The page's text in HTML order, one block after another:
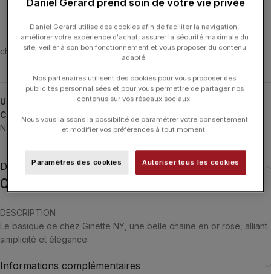
chaîne or rose 18 carats, 45 cm
UGS :
Catégories :
Autres Charm , Colliers Colliers & Sautoirs
GINETTE
NY
Description
Collier Ginette NY Chain 45cm Or Rose
DESCRIPTION
Le basique de chez Ginette NY, une belle chaine en or rose, alliant
simplicité et élégance.
Informations complémentaires
Daniel Gerard prend soin de votre vie privée
Daniel Gerard utilise des cookies afin de faciliter la navigation,
améliorer votre expérience d'achat, assurer la sécurité maximale du
site, veiller à son bon fonctionnement et vous proposer du contenu
adapté.
Nos partenaires utilisent des cookies pour vous proposer des
publicités personnalisées et pour vous permettre de partager nos
contenus sur vos réseaux sociaux.
Nous vous laissons la possibilité de paramétrer votre consentement
et modifier vos préférences à tout moment.
Paramètres des cookies Autoriser tous les cookies